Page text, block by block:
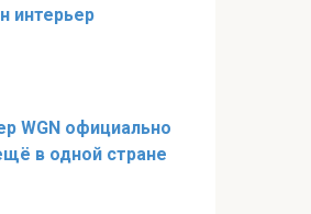
интерьер
WGN официально
в одной стране